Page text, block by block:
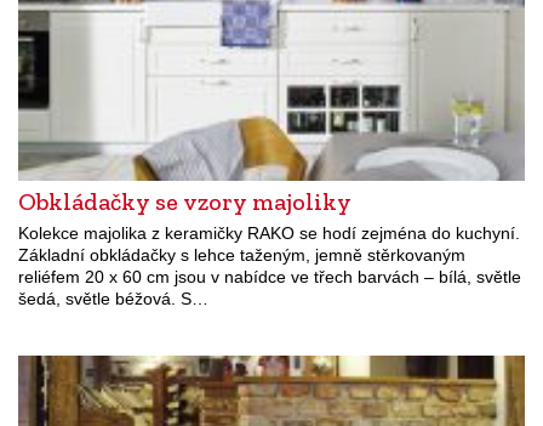
Obkládačky se vzory majoliky
Kolekce majolika z keramičky RAKO se hodí zejména do kuchyní.
Základní obkládačky s lehce taženým, jemně stěrkovaným
reliéfem 20 x 60 cm jsou v nabídce ve třech barvách – bílá, světle
šedá, světle béžová. S…